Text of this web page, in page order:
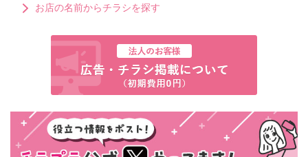
お店の名前からチラシを探す